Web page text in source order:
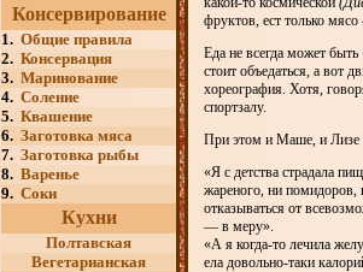
Консервирование
1. Общие правила
2. Консервация
3. Маринование
4. Соление
5. Квашение
6. Заготовка мяса
7. Заготовка рыбы
8. Варенье
9. Соки
Кухни
Полтавская
Вегетарианская
фруктов, ест только
Еда не всегда может
стоит объедаться, а вот
хореография. Хотя,
спортзалу.
При этом и Маше, и Лизе в
«Я с детства страдала
жареного, ни помидоров,
отказываться от
— в меру».
«А я когда-то лечила
ела довольно-таки